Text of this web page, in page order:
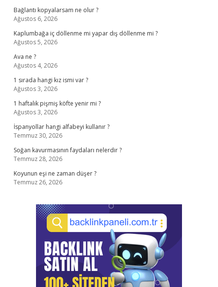
Bağlantı kopyalarsam ne olur ?
Ağustos 6, 2026
Kaplumbağa iç döllenme mi yapar dış döllenme mi ?
Ağustos 5, 2026
Ava ne ?
Ağustos 4, 2026
1 sırada hangi kız ismi var ?
Ağustos 3, 2026
1 haftalık pişmiş köfte yenir mi ?
Ağustos 3, 2026
İspanyollar hangi alfabeyi kullanır ?
Temmuz 30, 2026
Soğan kavurmasının faydaları nelerdir ?
Temmuz 28, 2026
Koyunun eşi ne zaman düşer ?
Temmuz 26, 2026